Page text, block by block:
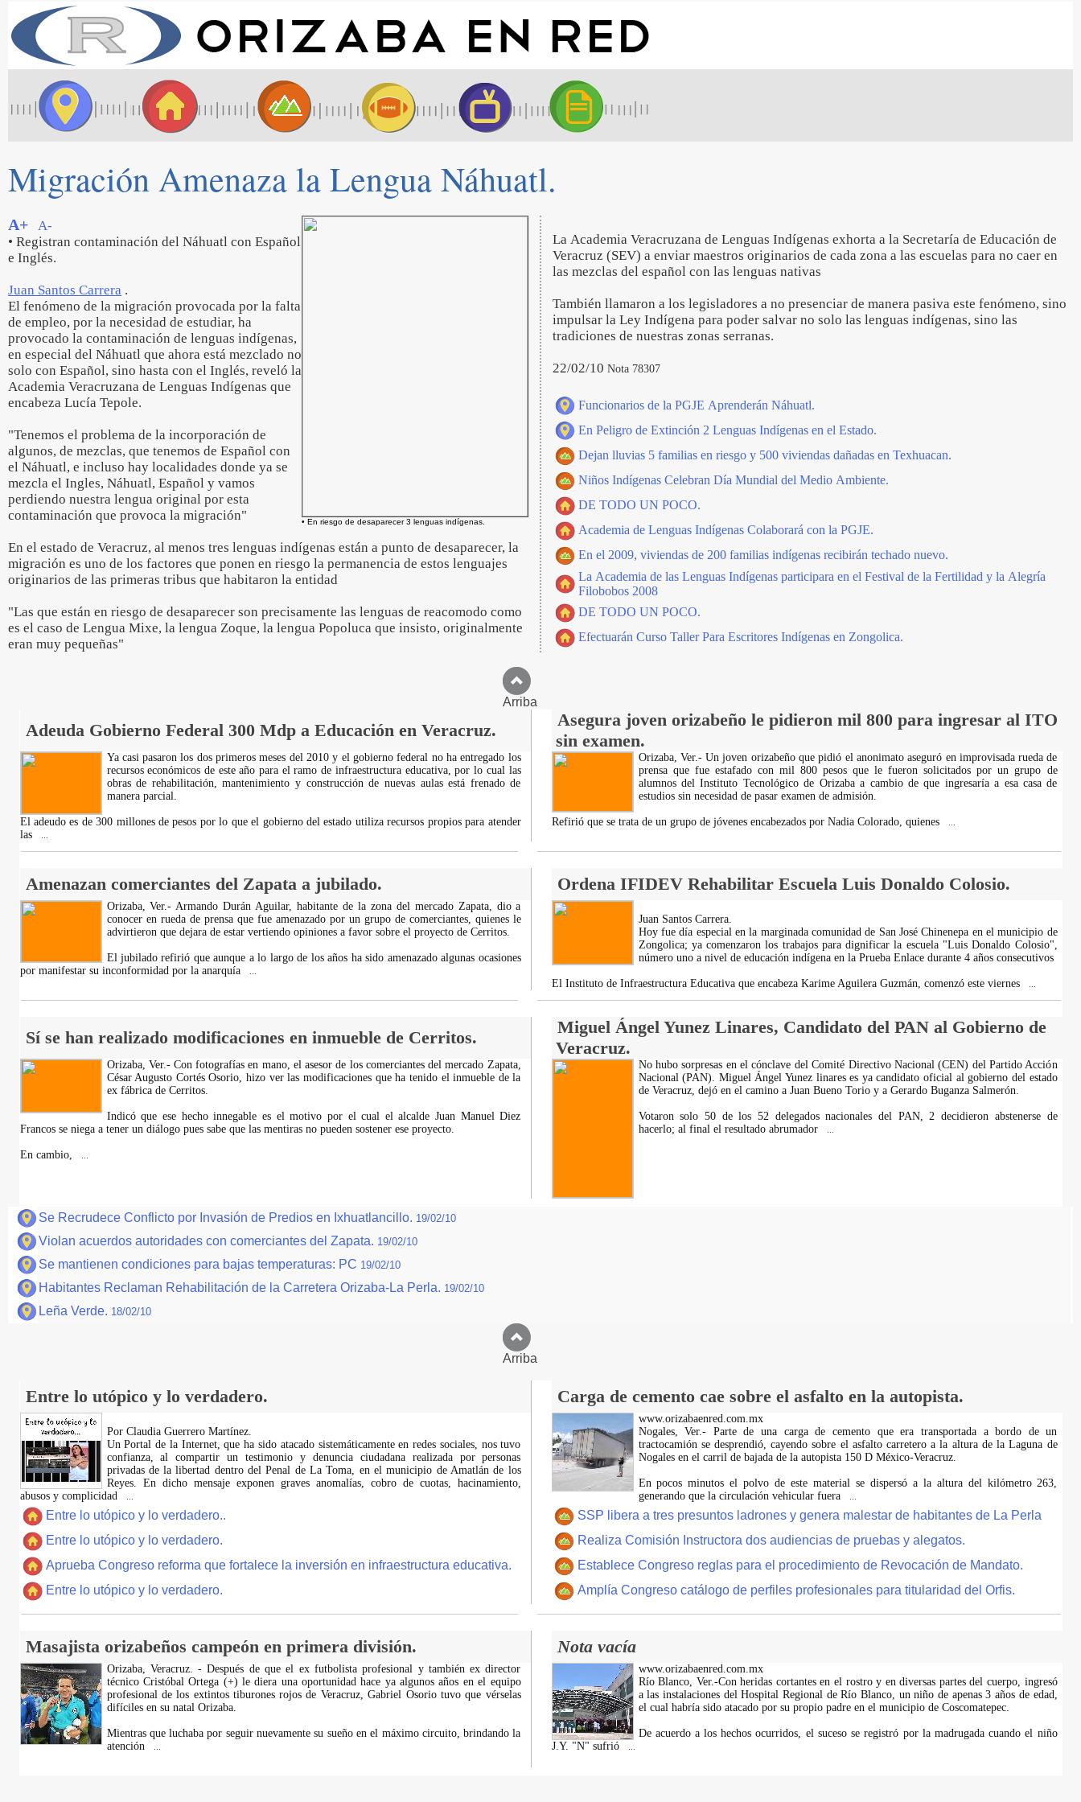
Migración Amenaza la Lengua Náhuatl.
• En riesgo de desaparecer 3 lenguas indígenas.
A+
A-
• Registran contaminación del Náhuatl con Español
e Inglés.
Juan Santos Carrera .
El fenómeno de la migración provocada por la falta
de empleo, por la necesidad de estudiar, ha
provocado la contaminación de lenguas indígenas,
en especial del Náhuatl que ahora está mezclado no
solo con Español, sino hasta con el Inglés, reveló la
Academia Veracruzana de Lenguas Indígenas que
encabeza Lucía Tepole.
"Tenemos el problema de la incorporación de
algunos, de mezclas, que tenemos de Español con
el Náhuatl, e incluso hay localidades donde ya se
mezcla el Ingles, Náhuatl, Español y vamos
perdiendo nuestra lengua original por esta
contaminación que provoca la migración"
En el estado de Veracruz, al menos tres lenguas indígenas están a punto de desaparecer, la
migración es uno de los factores que ponen en riesgo la permanencia de estos lenguajes
originarios de las primeras tribus que habitaron la entidad
"Las que están en riesgo de desaparecer son precisamente las lenguas de reacomodo como
es el caso de Lengua Mixe, la lengua Zoque, la lengua Popoluca que insisto, originalmente
eran muy pequeñas"
La Academia Veracruzana de Lenguas Indígenas exhorta a la Secretaría de Educación de
Veracruz (SEV) a enviar maestros originarios de cada zona a las escuelas para no caer en
las mezclas del español con las lenguas nativas
También llamaron a los legisladores a no presenciar de manera pasiva este fenómeno, sino
impulsar la Ley Indígena para poder salvar no solo las lenguas indígenas, sino las
tradiciones de nuestras zonas serranas.
22/02/10 Nota 78307
Funcionarios de la PGJE Aprenderán Náhuatl.
En Peligro de Extinción 2 Lenguas Indígenas en el Estado.
Dejan lluvias 5 familias en riesgo y 500 viviendas dañadas en Texhuacan.
Niños Indígenas Celebran Día Mundial del Medio Ambiente.
DE TODO UN POCO.
Academia de Lenguas Indígenas Colaborará con la PGJE.
En el 2009, viviendas de 200 familias indígenas recibirán techado nuevo.
La Academia de las Lenguas Indígenas participara en el Festival de la Fertilidad y la Alegría
Filobobos 2008
DE TODO UN POCO.
Efectuarán Curso Taller Para Escritores Indígenas en Zongolica.
Arriba
Adeuda Gobierno Federal 300 Mdp a Educación en Veracruz.
Asegura joven orizabeño le pidieron mil 800 para ingresar al ITO
sin examen.
Ya casi pasaron los dos primeros meses del 2010 y el gobierno federal no ha entregado los
recursos económicos de este año para el ramo de infraestructura educativa, por lo cual las
obras de rehabilitación, mantenimiento y construcción de nuevas aulas está frenado de
manera parcial.
El adeudo es de 300 millones de pesos por lo que el gobierno del estado utiliza recursos propios para atender
las
Orizaba, Ver.- Un joven orizabeño que pidió el anonimato aseguró en improvisada rueda de
prensa que fue estafado con mil 800 pesos que le fueron solicitados por un grupo de
alumnos del Instituto Tecnológico de Orizaba a cambio de que ingresaría a esa casa de
estudios sin necesidad de pasar examen de admisión.
Refirió que se trata de un grupo de jóvenes encabezados por Nadia Colorado, quienes
Amenazan comerciantes del Zapata a jubilado. Ordena IFIDEV Rehabilitar Escuela Luis Donaldo Colosio.
Orizaba, Ver.- Armando Durán Aguilar, habitante de la zona del mercado Zapata, dio a
conocer en rueda de prensa que fue amenazado por un grupo de comerciantes, quienes le
advirtieron que dejara de estar vertiendo opiniones a favor sobre el proyecto de Cerritos.
El jubilado refirió que aunque a lo largo de los años ha sido amenazado algunas ocasiones
por manifestar su inconformidad por la anarquía
Juan Santos Carrera.
Hoy fue día especial en la marginada comunidad de San José Chinenepa en el municipio de
Zongolica; ya comenzaron los trabajos para dignificar la escuela "Luis Donaldo Colosio",
número uno a nivel de educación indígena en la Prueba Enlace durante 4 años consecutivos
El Instituto de Infraestructura Educativa que encabeza Karime Aguilera Guzmán, comenzó este viernes
Sí se han realizado modificaciones en inmueble de Cerritos.
Miguel Ángel Yunez Linares, Candidato del PAN al Gobierno de
Veracruz.
Orizaba, Ver.- Con fotografías en mano, el asesor de los comerciantes del mercado Zapata,
César Augusto Cortés Osorio, hizo ver las modificaciones que ha tenido el inmueble de la
ex fábrica de Cerritos.
Indicó que ese hecho innegable es el motivo por el cual el alcalde Juan Manuel Diez
Francos se niega a tener un diálogo pues sabe que las mentiras no pueden sostener ese proyecto.
En cambio,
No hubo sorpresas en el cónclave del Comité Directivo Nacional (CEN) del Partido Acción
Nacional (PAN). Miguel Ángel Yunez linares es ya candidato oficial al gobierno del estado
de Veracruz, dejó en el camino a Juan Bueno Torio y a Gerardo Buganza Salmerón.
Votaron solo 50 de los 52 delegados nacionales del PAN, 2 decidieron abstenerse de
hacerlo; al final el resultado abrumador
Se Recrudece Conflicto por Invasión de Predios en Ixhuatlancillo. 19/02/10
Violan acuerdos autoridades con comerciantes del Zapata. 19/02/10
Se mantienen condiciones para bajas temperaturas: PC 19/02/10
Habitantes Reclaman Rehabilitación de la Carretera Orizaba-La Perla. 19/02/10
Leña Verde. 18/02/10
Arriba
Entre lo utópico y lo verdadero. Carga de cemento cae sobre el asfalto en la autopista.
Por Claudia Guerrero Martínez.
​Un Portal de la Internet, que ha sido atacado sistemáticamente en redes sociales, nos tuvo
confianza, al compartir un testimonio y denuncia ciudadana realizada por personas
privadas de la libertad dentro del Penal de La Toma, en el municipio de Amatlán de los
Reyes. En dicho mensaje exponen graves anomalías, cobro de cuotas, hacinamiento,
abusos y complicidad
Entre lo utópico y lo verdadero..
Entre lo utópico y lo verdadero.
Aprueba Congreso reforma que fortalece la inversión en infraestructura educativa.
Entre lo utópico y lo verdadero.
www.orizabaenred.com.mx
Nogales, Ver.- Parte de una carga de cemento que era transportada a bordo de un
tractocamión se desprendió, cayendo sobre el asfalto carretero a la altura de la Laguna de
Nogales en el carril de bajada de la autopista 150 D México-Veracruz.
En pocos minutos el polvo de este material se dispersó a la altura del kilómetro 263,
generando que la circulación vehicular fuera
SSP libera a tres presuntos ladrones y genera malestar de habitantes de La Perla
Realiza Comisión Instructora dos audiencias de pruebas y alegatos.
Establece Congreso reglas para el procedimiento de Revocación de Mandato.
Amplía Congreso catálogo de perfiles profesionales para titularidad del Orfis.
Masajista orizabeños campeón en primera división. Nota vacía
Orizaba, Veracruz. - Después de que el ex futbolista profesional y también ex director
técnico Cristóbal Ortega (+) le diera una oportunidad hace ya algunos años en el equipo
profesional de los extintos tiburones rojos de Veracruz, Gabriel Osorio tuvo que vérselas
difíciles en su natal Orizaba.
Mientras que luchaba por seguir nuevamente su sueño en el máximo circuito, brindando la
atención
www.orizabaenred.com.mx
Río Blanco, Ver.-Con heridas cortantes en el rostro y en diversas partes del cuerpo, ingresó
a las instalaciones del Hospital Regional de Río Blanco, un niño de apenas 3 años de edad,
el cual habría sido atacado por su propio padre en el municipio de Coscomatepec.
De acuerdo a los hechos ocurridos, el suceso se registró por la madrugada cuando el niño
J.Y. "N" sufrió